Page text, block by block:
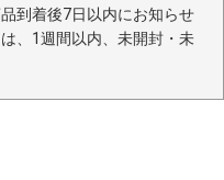
到着後7日以内にお知らせ
、1週間以内、未開封・未